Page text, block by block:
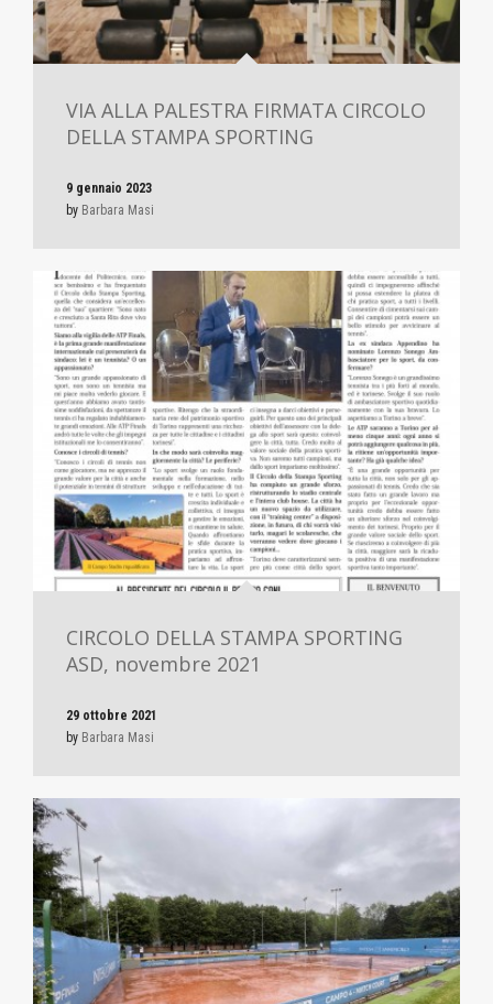
VIA ALLA PALESTRA FIRMATA CIRCOLO
DELLA STAMPA SPORTING
9 gennaio 2023
by Barbara Masi
CIRCOLO DELLA STAMPA SPORTING
ASD, novembre 2021
29 ottobre 2021
by Barbara Masi